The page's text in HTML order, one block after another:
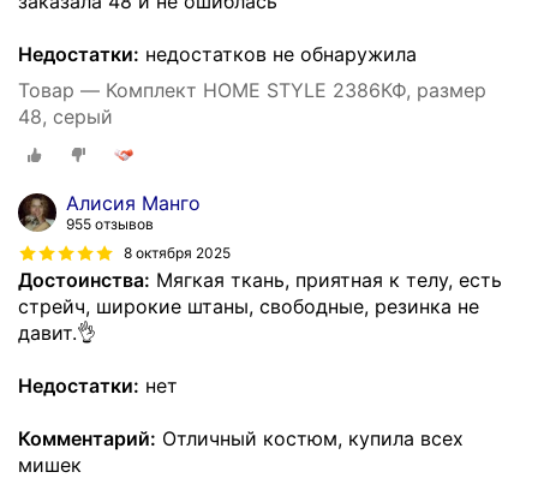
Недостатки: недостатков не обнаружила
Товар — Комплект HOME STYLE 2386КФ, размер
48, серый
Алисия Манго
955 отзывов
8 октября 2025
Достоинства: Мягкая ткань, приятная к телу, есть
стрейч, широкие штаны, свободные, резинка не
давит.👌
Недостатки: нет
Комментарий: Отличный костюм, купила всех
мишек